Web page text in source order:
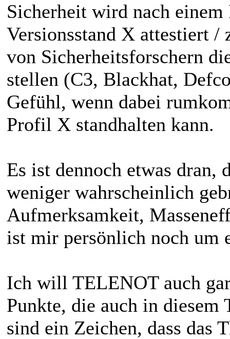
Sicherheit wird nach
Versionsstand X attestiert
von Sicherheitsforschern
stellen (C3, Blackhat,
Gefühl, wenn dabei
Profil X standhalten kann.
Es ist dennoch etwas dran,
weniger wahrscheinlich
Aufmerksamkeit,
ist mir persönlich noch um
Ich will TELENOT auch
Punkte, die auch in diesem
sind ein Zeichen, dass das